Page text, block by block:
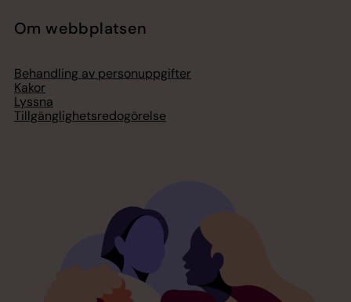
Om webbplatsen
Behandling av personuppgifter
Kakor
Lyssna
Tillgänglighetsredogörelse